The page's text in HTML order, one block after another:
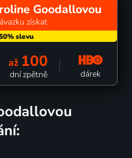
Goodallovou
získat
až 100
dní zpětně dárek